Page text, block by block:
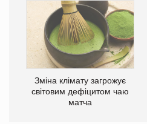
Зміна клімату загрожує
світовим дефіцитом чаю
матча